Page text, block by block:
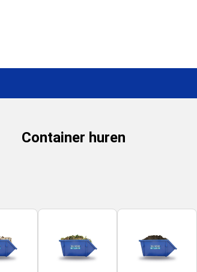
Container huren